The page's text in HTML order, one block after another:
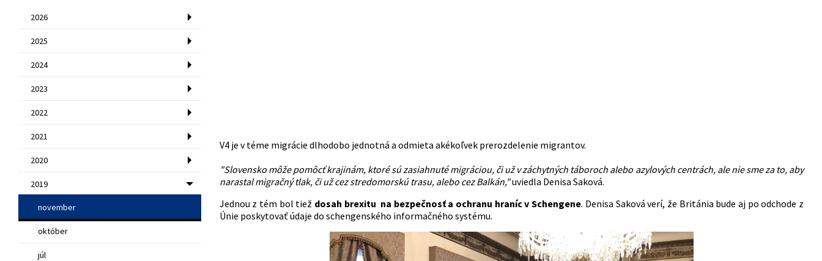
2026
2025
2024
2023
2022
2021
2020
2019
november
október
júl
V4 je v téme migrácie dlhodobo jednotná a odmieta akékoľvek prerozdelenie migrantov.
"Slovensko môže pomôcť krajinám, ktoré sú zasiahnuté migráciou, či už v záchytných táboroch alebo azylových centrách, ale nie sme za to, aby
narastal migračný tlak, či už cez stredomorskú trasu, alebo cez Balkán,"uviedla Denisa Saková.
Jednou z tém bol tiež dosah brexitu na bezpečnosť a ochranu hraníc v Schengene. Denisa Saková verí, že Británia bude aj po odchode z
Únie poskytovať údaje do schengenského informačného systému.